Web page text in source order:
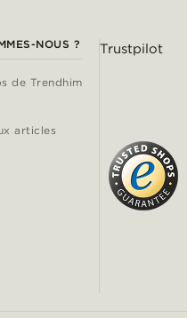
NOUS ?
de Trendhim
articles
Trustpilot